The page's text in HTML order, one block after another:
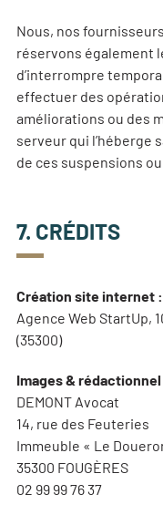
Nous, nos
réservons également
d’interrompre
effectuer des
améliorations ou des
serveur qui l’héberge
de ces suspensions
7. CRÉDITS
Création site internet :
Agence Web StartUp,
(35300)
Images & rédactionnel
DEMONT Avocat
14, rue des Feuteries
Immeuble « Le
35300 FOUGÈRES
02 99 99 76 37